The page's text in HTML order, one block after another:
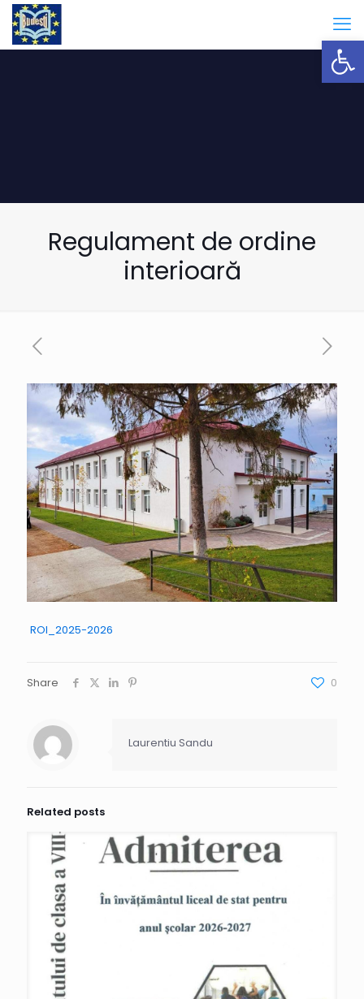
Regulament de ordine
interioară
ROI_2025-2026
Share 0
Laurentiu Sandu
Related posts